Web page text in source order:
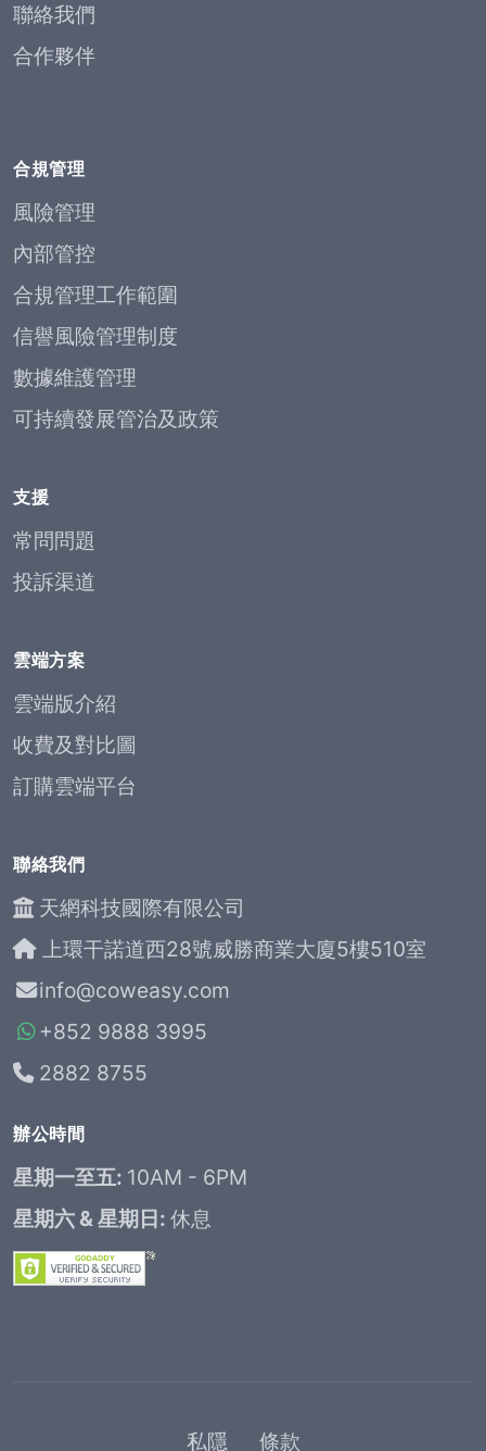
聯絡我們
合作夥伴
合規管理
風險管理
內部管控
合規管理工作範圍
信譽風險管理制度
數據維護管理
可持續發展管治及政策
支援
常問問題
投訴渠道
雲端方案
雲端版介紹
收費及對比圖
訂購雲端平台
聯絡我們
天網科技國際有限公司
上環干諾道西28號威勝商業大廈5樓510室
info@coweasy.com
+852 9888 3995
2882 8755
辦公時間
星期一至五: 10AM - 6PM
星期六 & 星期日: 休息
私隱 條款